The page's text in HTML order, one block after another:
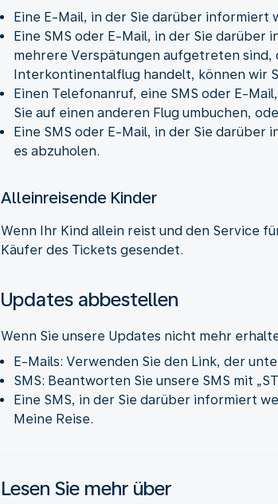
Eine E-Mail, in der Sie darüber informiert
Eine SMS oder E-Mail, in der Sie
mehrere Verspätungen aufgetreten sind,
Interkontinentalflug handelt, können wir
Einen Telefonanruf, eine SMS oder E-
Sie auf einen anderen Flug umbuchen,
Eine SMS oder E-Mail, in der Sie
es abzuholen.
Alleinreisende Kinder
Wenn Ihr Kind allein reist und den Service
Käufer des Tickets gesendet.
Updates abbestellen
Wenn Sie unsere Updates nicht mehr
E-Mails: Verwenden Sie den Link, der
SMS: Beantworten Sie unsere SMS mit
Eine SMS, in der Sie darüber informiert
Meine Reise.
Lesen Sie mehr über